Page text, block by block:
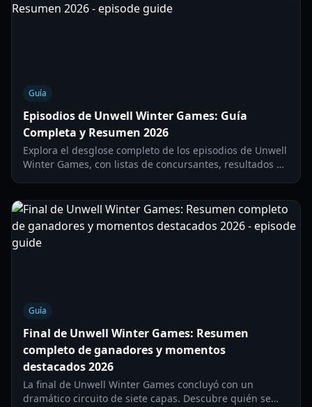
Guía
Episodios de Unwell Winter Games: Guía
Completa y Resumen 2026
Explora el desglose completo de los episodios de Unwell
Winter Games, con listas de concursantes, resultados de
Guía
Final de Unwell Winter Games: Resumen
completo de ganadores y momentos
destacados 2026
La final de Unwell Winter Games concluyó con un
dramático circuito de siete capas. Descubre quién se